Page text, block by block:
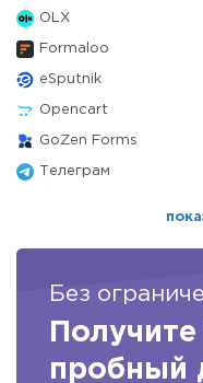
OLX
Formaloo
eSputnik
Opencart
GoZen Forms
Телеграм
Без
Получите
пробный